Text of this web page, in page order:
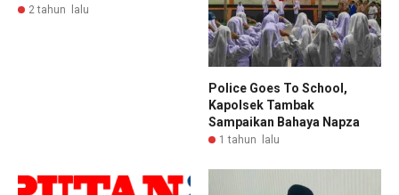
2 tahun lalu
Police Goes To School,
Kapolsek Tambak
Sampaikan Bahaya Napza
1 tahun lalu